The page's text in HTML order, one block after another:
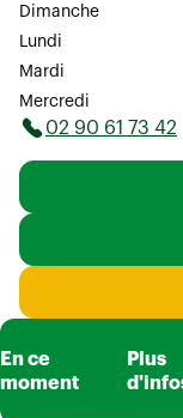
Dimanche
Lundi
Mardi
Mercredi
02 90 61 73 42
En ce
moment
Plus